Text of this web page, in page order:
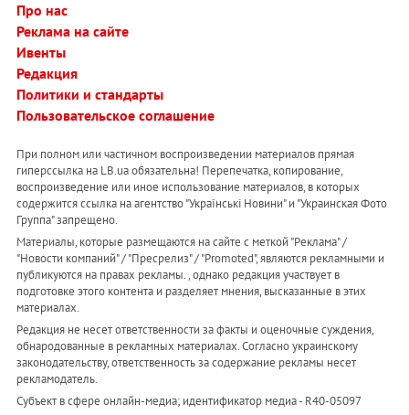
Про нас
Реклама на сайте
Ивенты
Редакция
Политики и стандарты
Пользовательское соглашение
При полном или частичном воспроизведении материалов прямая
гиперссылка на LB.ua обязательна! Перепечатка, копирование,
воспроизведение или иное использование материалов, в которых
содержится ссылка на агентство "Українськi Новини" и "Украинская Фото
Группа" запрещено.
Материалы, которые размещаются на сайте с меткой "Реклама" /
"Новости компаний" / "Пресрелиз" / "Promoted", являются рекламными и
публикуются на правах рекламы. , однако редакция участвует в
подготовке этого контента и разделяет мнения, высказанные в этих
материалах.
Редакция не несет ответственности за факты и оценочные суждения,
обнародованные в рекламных материалах. Согласно украинскому
законодательству, ответственность за содержание рекламы несет
рекламодатель.
Субъект в сфере онлайн-медиа; идентификатор медиа - R40-05097